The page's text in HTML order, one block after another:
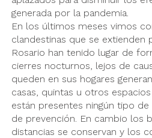
generada por la pandemia.
En los últimos meses vimos
clandestinas que se extienden
Rosario han tenido lugar de
cierres nocturnos, lejos de
queden en sus hogares
casas, quintas u otros
están presentes ningún tipo
de prevención. En cambio los
distancias se conservan y los